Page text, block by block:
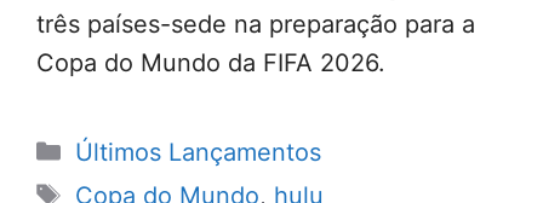
três países-sede na preparação para a
Copa do Mundo da FIFA 2026.
Categorias
Últimos Lançamentos
Tags
Copa do Mundo, hulu